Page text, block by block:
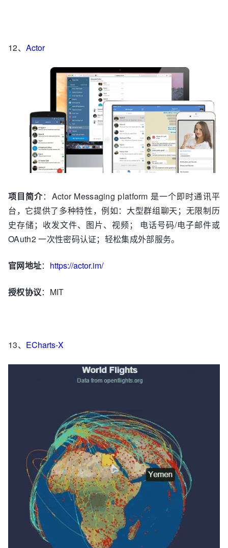
12、 Actor
项目简介：Actor Messaging platform 是一个即时通讯平
台，它提供了多种特性，例如：大型群组聊天；无限制历
史存储；收发文件、图片、视频； 电话号码/电子邮件或
OAuth2 一次性密码认证；轻松集成外部服务。
官网地址： https://actor.im/
授权协议：MIT
13、 ECharts-X